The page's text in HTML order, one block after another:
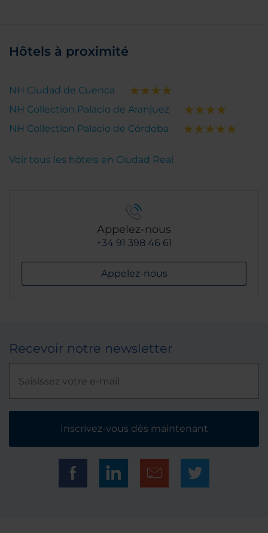
Hôtels à proximité
NH Ciudad de Cuenca
NH Collection Palacio de Aranjuez
NH Collection Palacio de Córdoba
Voir tous les hôtels en Ciudad Real
Appelez-nous
+34 91 398 46 61
Appelez-nous
Recevoir notre newsletter
Inscrivez-vous dès maintenant